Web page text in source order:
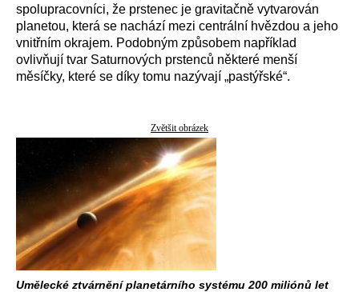
spolupracovníci, že prstenec je gravitačně vytvarován
planetou, která se nachází mezi centrální hvězdou a jeho
vnitřním okrajem. Podobným způsobem například
ovlivňují tvar Saturnových prstenců některé menší
měsíčky, které se díky tomu nazývají „pastýřské“.
Zvětšit obrázek
Umělecké ztvárnění planetárního systému 200 miliónů let